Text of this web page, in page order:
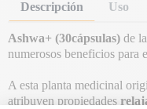
Descripción Uso
Ashwa+ (30cápsulas) de
numerosos beneficios para
A esta planta medicinal
atribuyen propiedades